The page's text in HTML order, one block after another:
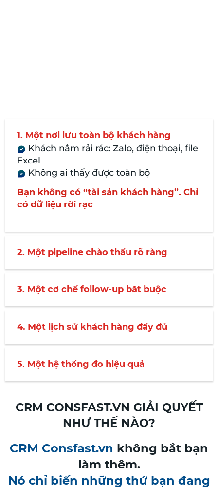
1. Một nơi lưu toàn bộ khách hàng
Khách nằm rải rác: Zalo, điện thoại, file
Excel
Không ai thấy được toàn bộ
Bạn không có “tài sản khách hàng”. Chỉ
có dữ liệu rời rạc
2. Một pipeline chào thầu rõ ràng
3. Một cơ chế follow-up bắt buộc
4. Một lịch sử khách hàng đầy đủ
5. Một hệ thống đo hiệu quả
CRM CONSFAST.VN GIẢI QUYẾT
NHƯ THẾ NÀO?
CRM Consfast.vn không bắt bạn
làm thêm.
Nó chỉ biến những thứ bạn đang